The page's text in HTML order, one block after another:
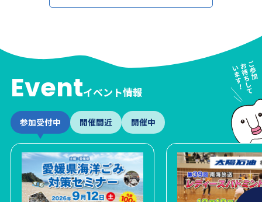
Eventイベント情報
参加受付中 開催間近 開催中